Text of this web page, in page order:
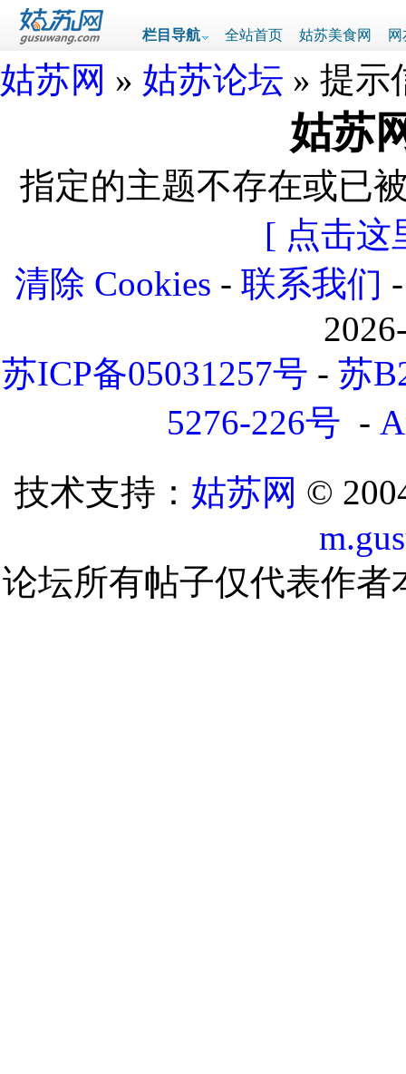
栏目导航 全站首页 姑苏美食网
姑苏网 » 姑苏论坛 » 提示
姑苏
指定的主题不存在或已
[ 点击这
清除 Cookies - 联系我们
苏ICP备05031257号 - 苏
5276-226号 -
技术支持： 姑苏网 ©
论坛所有帖子仅代表作